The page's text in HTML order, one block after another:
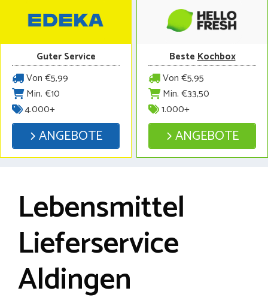
Guter Service
Von €5,99
Min. €10
4.000+
ANGEBOTE
BesteKochbox
Von €5,95
Min. €33,50
1.000+
ANGEBOTE
Lebensmittel
Lieferservice
Aldingen